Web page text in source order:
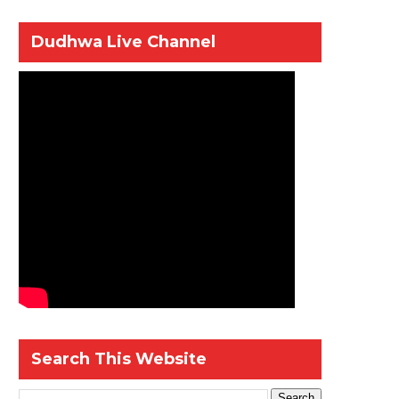
Dudhwa Live Channel
Search This Website